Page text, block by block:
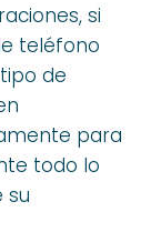
si
teléfono
de
para
todo lo
su